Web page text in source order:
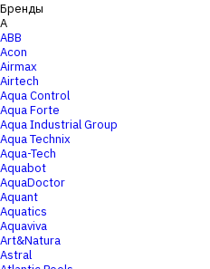
Бренды
A
ABB
Acon
Airmax
Airtech
Aqua Control
Aqua Forte
Aqua Industrial Group
Aqua Technix
Aqua-Tech
Aquabot
AquaDoctor
Aquant
Aquatics
Aquaviva
Art&Natura
Astral